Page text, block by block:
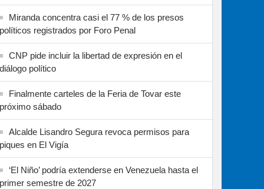
Miranda concentra casi el 77 % de los presos
políticos registrados por Foro Penal
CNP pide incluir la libertad de expresión en el
diálogo político
Finalmente carteles de la Feria de Tovar este
próximo sábado
Alcalde Lisandro Segura revoca permisos para
piques en El Vigía
‘El Niño’ podría extenderse en Venezuela hasta el
primer semestre de 2027